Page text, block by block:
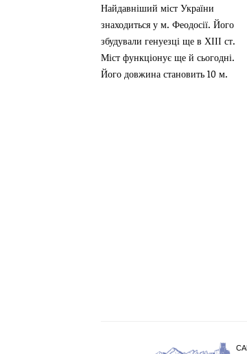
Найдавніший міст України
знаходиться у м. Феодосії. Його
збудували генуезці ще в ХІІІ ст.
Міст функціонує ще й сьогодні.
Його довжина становить 10 м.